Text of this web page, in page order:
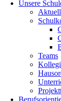
Unsere
Teams